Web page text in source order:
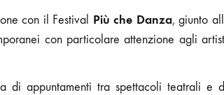
con il Festival Più che Danza, giunto
con particolare attenzione agli
di appuntamenti tra spettacoli teatrali e